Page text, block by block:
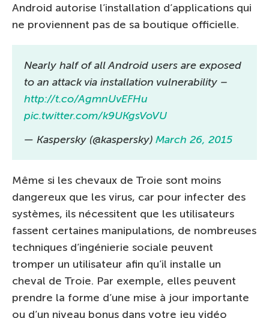
Android autorise l’installation d’applications qui
ne proviennent pas de sa boutique officielle.
Nearly half of all Android users are exposed
to an attack via installation vulnerability –
http://t.co/AgmnUvEFHu
pic.twitter.com/k9UKgsVoVU
— Kaspersky (@kaspersky) March 26, 2015
Même si les chevaux de Troie sont moins
dangereux que les virus, car pour infecter des
systèmes, ils nécessitent que les utilisateurs
fassent certaines manipulations, de nombreuses
techniques d’ingénierie sociale peuvent
tromper un utilisateur afin qu’il installe un
cheval de Troie. Par exemple, elles peuvent
prendre la forme d’une mise à jour importante
ou d’un niveau bonus dans votre jeu vidéo